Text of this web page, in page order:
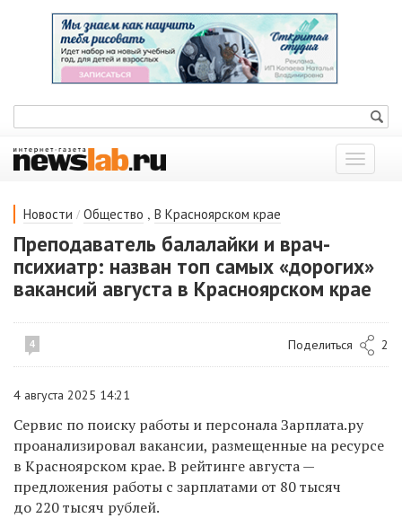
Показать
меню
Новости / Общество , В Красноярском крае
Преподаватель балалайки и врач-
психиатр: назван топ самых «дорогих»
вакансий августа в Красноярском крае
4 Поделиться 2
4 августа 2025 14:21
Сервис по поиску работы и персонала Зарплата.ру
проанализировал вакансии, размещенные на ресурсе
в Красноярском крае. В рейтинге августа —
предложения работы с зарплатами от 80 тысяч
до 220 тысяч рублей.